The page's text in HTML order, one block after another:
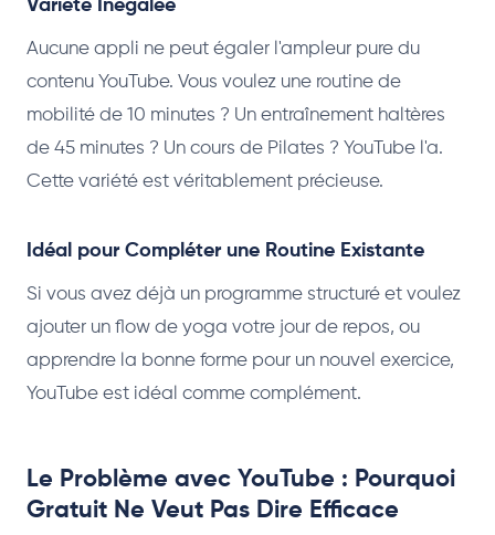
Variété Inégalée
Aucune appli ne peut égaler l'ampleur pure du
contenu YouTube. Vous voulez une routine de
mobilité de 10 minutes ? Un entraînement haltères
de 45 minutes ? Un cours de Pilates ? YouTube l'a.
Cette variété est véritablement précieuse.
Idéal pour Compléter une Routine Existante
Si vous avez déjà un programme structuré et voulez
ajouter un flow de yoga votre jour de repos, ou
apprendre la bonne forme pour un nouvel exercice,
YouTube est idéal comme complément.
Le Problème avec YouTube : Pourquoi
Gratuit Ne Veut Pas Dire Efficace